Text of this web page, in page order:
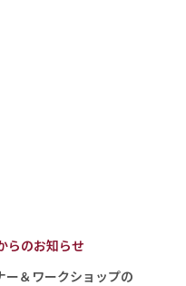
らのお知らせ
＆ワークショップの